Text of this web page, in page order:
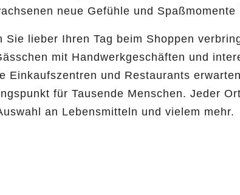
neue Gefühle und
Sie lieber Ihren Tag beim Shoppen
mit Handwerkgeschäften und
Einkaufszentren und Restaurants
für Tausende Menschen. Jeder
an Lebensmitteln und vielem mehr.